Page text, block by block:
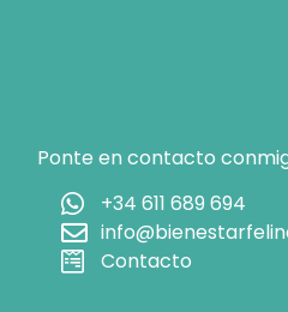
Ponte en contacto
+34 611 689 694
Contacto